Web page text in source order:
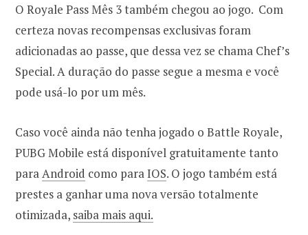
O Royale Pass Mês 3 também chegou ao jogo. Com
certeza novas recompensas exclusivas foram
adicionadas ao passe, que dessa vez se chama Chef’s
Special. A duração do passe segue a mesma e você
pode usá-lo por um mês.
Caso você ainda não tenha jogado o Battle Royale,
PUBG Mobile está disponível gratuitamente tanto
paraAndroid como paraIOS. O jogo também está
prestes a ganhar uma nova versão totalmente
otimizada, saiba mais aqui.